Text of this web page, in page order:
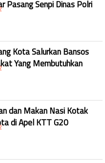
Pasang Senpi Dinas Polri
Kota Salurkan Bansos
Yang Membutuhkan
dan Makan Nasi Kotak
di Apel KTT G20